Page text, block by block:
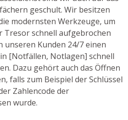
geschult. Wir besitzen
modernsten Werkzeuge, um
Tresor schnell aufgebrochen
unseren Kunden 24/7 einen
[Notfällen, Notlagen] schnell
Dazu gehört auch das Öffnen
falls zum Beispiel der Schlüssel
Zahlencode der
wurde.